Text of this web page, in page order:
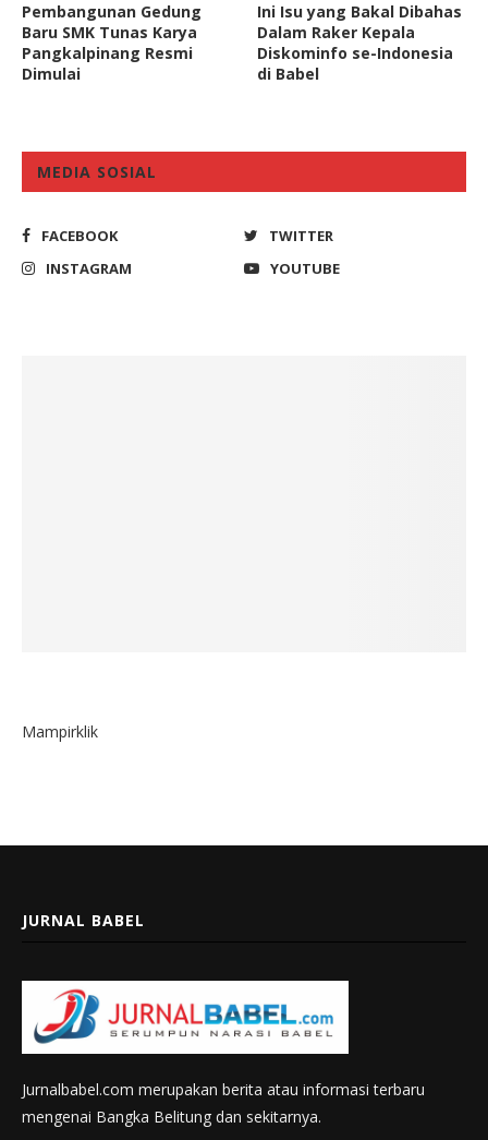
Pembangunan Gedung
Baru SMK Tunas Karya
Pangkalpinang Resmi
Dimulai
Ini Isu yang Bakal Dibahas
Dalam Raker Kepala
Diskominfo se-Indonesia
di Babel
MEDIA SOSIAL
FACEBOOK
TWITTER
INSTAGRAM
YOUTUBE
Mampirklik
JURNAL BABEL
Jurnalbabel.com merupakan berita atau informasi terbaru
mengenai Bangka Belitung dan sekitarnya.